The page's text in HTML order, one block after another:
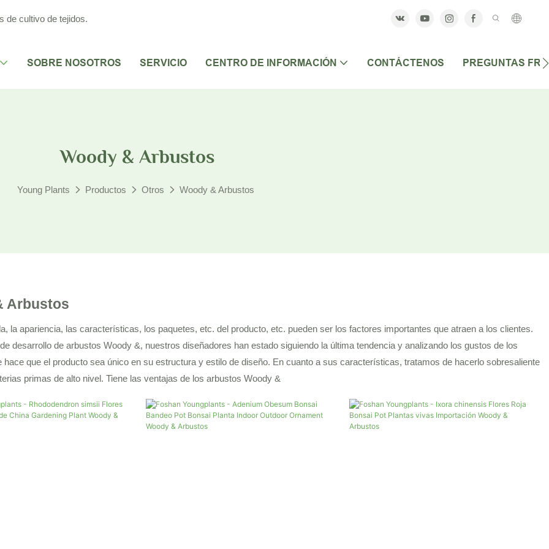
de cultivo de tejidos.
SOBRE NOSOTROS SERVICIO CENTRO DE INFORMACIÓN CONTÁCTENOS PREGUNTAS
Woody & Arbustos
Young Plants Productos Otros Woody & Arbustos
Arbustos
la apariencia, las características, los paquetes, etc. del producto, etc. pueden ser los factores importantes que atraen a los clientes.
desarrollo de arbustos Woody &, nuestros diseñadores han estado siguiendo la última tendencia y analizando los gustos de los
hace que el producto sea único en su estructura y estilo de diseño. En cuanto a sus características, tratamos de hacerlo sobresaliente
primas de alto nivel. Tiene las ventajas de los arbustos Woody &